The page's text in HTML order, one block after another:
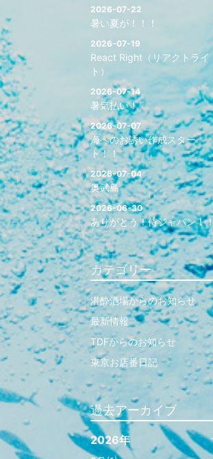
2026-07-22
暑い夏が！！！
2026-07-19
React Right（リアクトライ
ト）
2026-07-14
暑気払い！
2026-07-07
海へのお誘い作成スター
ト！！
2026-07-04
奥武島
2026-06-30
ありがとう！侍ジャパン！！
カテゴリー
潜酔酒場からのお知らせ
最新情報
TDFからのお知らせ
東京お店番日記
過去アーカイブ
2026年